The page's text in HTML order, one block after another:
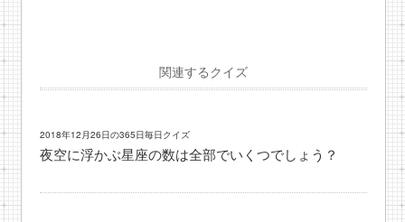
関連するクイズ
2018年12月26日の365日毎日クイズ
夜空に浮かぶ星座の数は全部でいくつでしょう？